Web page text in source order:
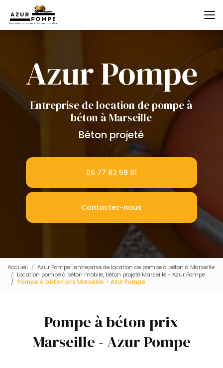
contenu
principal
Entreprise de location de pompe à
béton à Marseille
Béton projeté
06 77 82 59 81
Contactez-nous
Accueil
Azur Pompe : entreprise de location de pompe à béton à Marseille
Location pompe à béton mobile, béton projeté Marseille - Azur Pompe
Pompe à béton prix Marseille - Azur Pompe
Pompe à béton prix
Marseille - Azur Pompe